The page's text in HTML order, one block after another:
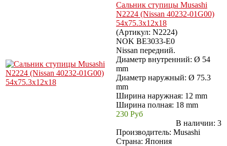
Сальник ступицы Musashi
N2224 (Nissan 40232-01G00)
54x75.3x12x18
(Артикул: N2224)
NOK BE3033-E0
Nissan передний.
Диаметр внутренний: Ø 54
mm
Диаметр наружный: Ø 75.3
mm
Ширина наружная: 12 mm
Ширина полная: 18 mm
230 Руб
В наличии: 3
Производитель: Musashi
Страна: Япония